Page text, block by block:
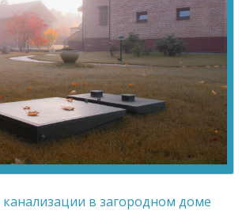
в загородном доме